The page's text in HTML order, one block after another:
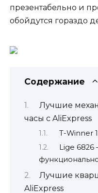
презентабельно и
обойдутся гораздо
Содержание
Лучшие
часы с AliExpress
T-Winner
Lige 6826
Лучшие
AliExpress